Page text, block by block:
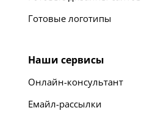
Готовые логотипы
Наши сервисы
Онлайн-консультант
Емайл-рассылки